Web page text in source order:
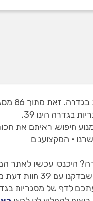
בגדרה הינו 39.
חיפוש, ראיתם את
• המקצוענים
היכנסו עכשיו לאתר
- מעודכן ל 03/08/2026.
לדף של מסגריות